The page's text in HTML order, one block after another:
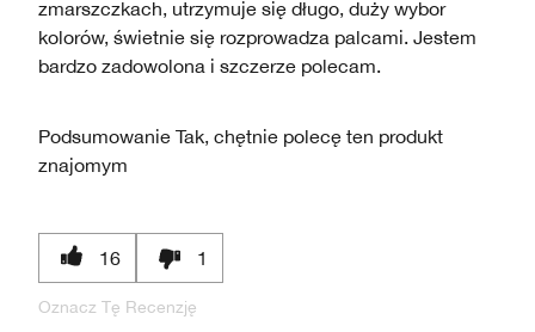
zmarszczkach, utrzymuje się długo, duży wybor
kolorów, świetnie się rozprowadza palcami. Jestem
bardzo zadowolona i szczerze polecam.
Podsumowanie Tak, chętnie polecę ten produkt
znajomym
16 1
Oznacz Tę Recenzję